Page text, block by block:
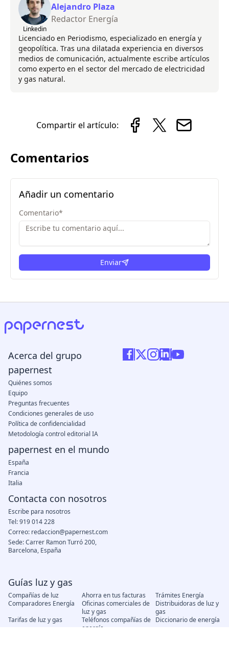
Linkedin
Alejandro Plaza
Redactor Energía
Licenciado en Periodismo, especializado en energía y
geopolítica. Tras una dilatada experiencia en diversos
medios de comunicación, actualmente escribe artículos
como experto en el sector del mercado de electricidad
y gas natural.
Compartir el artículo:
Comentarios
Añadir un comentario
Comentario*
Enviar
Guías luz y gas
Compañías de luz Ahorra en tus facturas
Trámites Energía
Comparadores Energía
Oficinas comerciales de
luz y gas
Distribuidoras de luz y
gas
Tarifas de luz y gas
Teléfonos compañías de
energía
Diccionario de energía
Acerca del grupo
papernest
Quiénes somos
Equipo
Preguntas frecuentes
Condiciones generales de uso
Política de confidencialidad
Metodología control editorial IA
papernest en el mundo
España
Francia
Italia
Contacta con nosotros
Escribe para nosotros
Tel: 919 014 228
Correo: redaccion@papernest.com
Sede: Carrer Ramon Turró 200,
Barcelona, España